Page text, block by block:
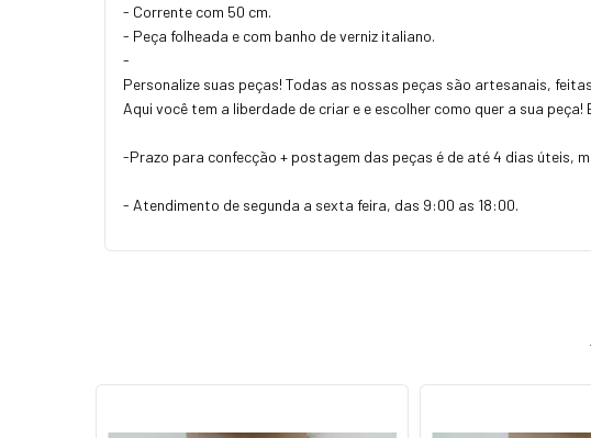
- Corrente com 50 cm.
- Peça folheada e com banho de verniz italiano.
-
Personalize suas peças! Todas as nossas peças são artesanais,
Aqui você tem a liberdade de criar e e escolher como quer a sua
-Prazo para confecção + postagem das peças é de até 4 dias úteis,
- Atendimento de segunda a sexta feira, das 9:00 as 18:00.